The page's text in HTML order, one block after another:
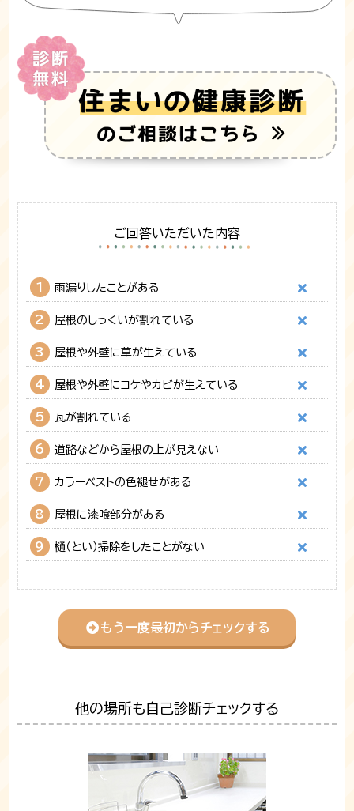
ご回答いただいた内容
1 雨漏りしたことがある
2 屋根のしっくいが割れている
3 屋根や外壁に草が生えている
4 屋根や外壁にコケやカビが生えている
5 瓦が割れている
6 道路などから屋根の上が見えない
7 カラーベストの色褪せがある
8 屋根に漆喰部分がある
9 樋（とい）掃除をしたことがない
もう一度最初からチェックする
他の場所も自己診断チェックする